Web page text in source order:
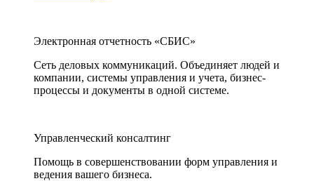
Электронная отчетность «СБИС»
Сеть деловых коммуникаций. Объединяет людей и
компании, системы управления и учета, бизнес-
процессы и документы в одной системе.
Управленческий консалтинг
Помощь в совершенствовании форм управления и
ведения вашего бизнеса.